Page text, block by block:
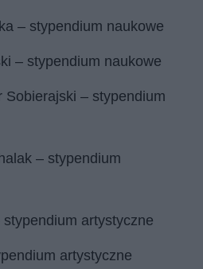
– stypendium naukowe
– stypendium naukowe
Sobierajski – stypendium
– stypendium
artystyczne
artystyczne